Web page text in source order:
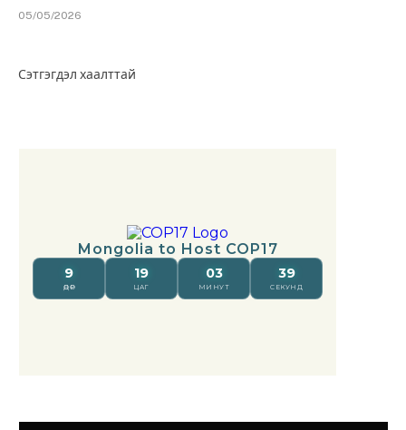
05/05/2026
Сэтгэгдэл хаалттай